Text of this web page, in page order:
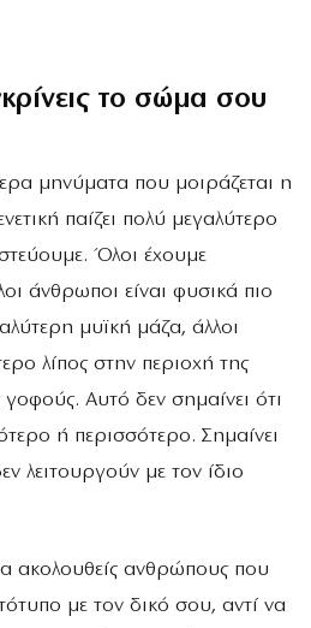
το σώμα σου
μηνύματα που μοιράζεται η
παίζει πολύ μεγαλύτερο
Όλοι έχουμε
άνθρωποι είναι φυσικά πιο
μυϊκή μάζα, άλλοι
λίπος στην περιοχή της
γοφούς. Αυτό δεν σημαίνει ότι
ή περισσότερο. Σημαίνει
λειτουργούν με τον ίδιο
να ακολουθείς ανθρώπους που
με τον δικό σου, αντί να